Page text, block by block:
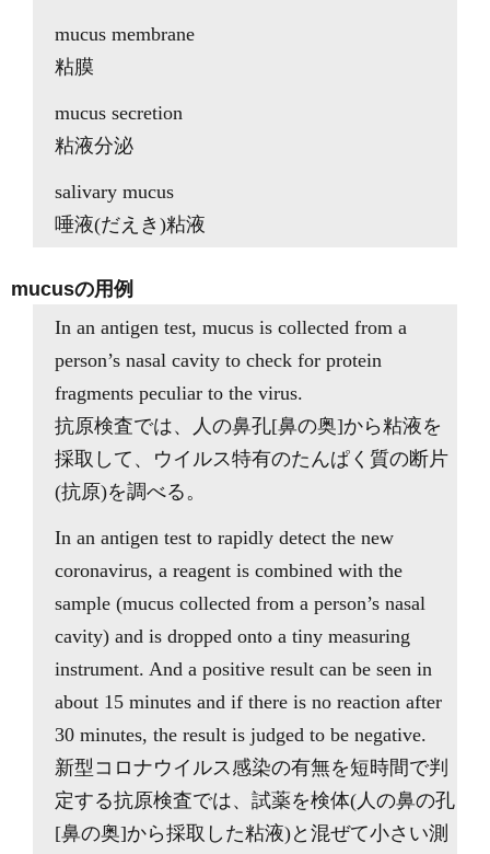
mucus membrane
粘膜
mucus secretion
粘液分泌
salivary mucus
唾液(だえき)粘液
mucusの用例
In an antigen test, mucus is collected from a
person’s nasal cavity to check for protein
fragments peculiar to the virus.
抗原検査では、人の鼻孔[鼻の奥]から粘液を
採取して、ウイルス特有のたんぱく質の断片
(抗原)を調べる。
In an antigen test to rapidly detect the new
coronavirus, a reagent is combined with the
sample (mucus collected from a person’s nasal
cavity) and is dropped onto a tiny measuring
instrument. And a positive result can be seen in
about 15 minutes and if there is no reaction after
30 minutes, the result is judged to be negative.
新型コロナウイルス感染の有無を短時間で判
定する抗原検査では、試薬を検体(人の鼻の孔
[鼻の奥]から採取した粘液)と混ぜて小さい測